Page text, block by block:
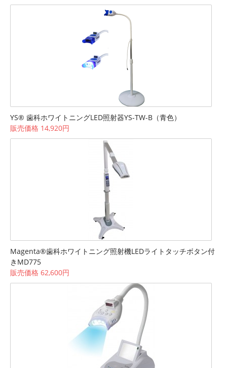
YS® 歯科ホワイトニングLED照射器YS-TW-B（青色）
販売価格 14,920円
Magenta®歯科ホワイトニング照射機LEDライトタッチボタン付
きMD775
販売価格 62,600円